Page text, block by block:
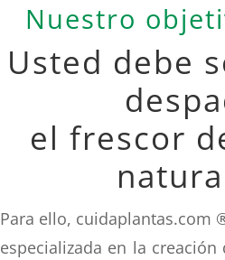
Nuestro
Usted debe
el frescor
Para ello, cuidaplantas.com
especializada en la